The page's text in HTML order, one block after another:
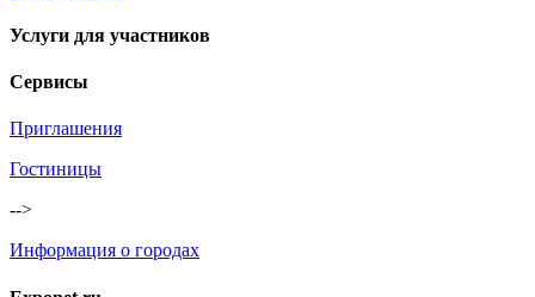
Услуги для участников
Сервисы
Приглашения
Гостиницы
-->
Информация о городах